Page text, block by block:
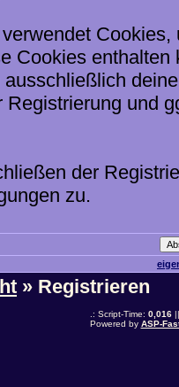
Cookies
Registrierung und
der
zu.
» Registrieren
.: Script-Time: 0,016||
Powered by ASP-